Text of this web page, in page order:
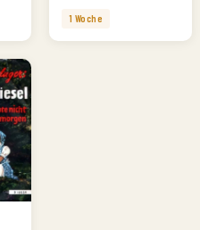
1 Woche